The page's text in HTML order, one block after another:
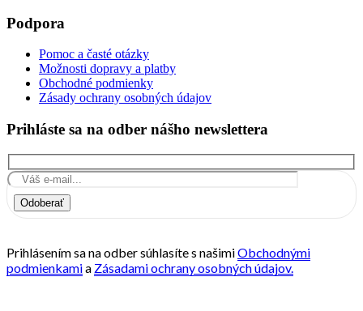
Podpora
Pomoc a časté otázky
Možnosti dopravy a platby
Obchodné podmienky
Zásady ochrany osobných údajov
Prihláste sa na odber nášho newslettera
Odoberať
Prihlásením sa na odber súhlasíte s našimiObchodnými
podmienkamia Zásadami ochrany osobných údajov.